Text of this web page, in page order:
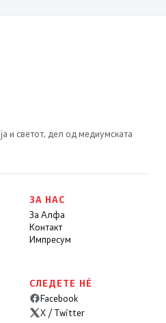
и светот, дел од медиумската
ЗА НАС
За Алфа
Контакт
Импресум
СЛЕДЕТЕ НÉ
Facebook
X / Twitter